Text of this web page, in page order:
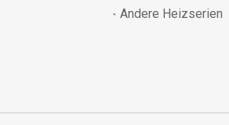
Andere Heizserien